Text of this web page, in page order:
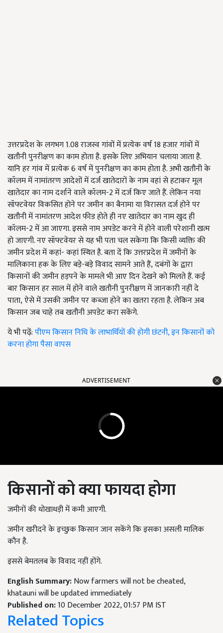
उत्तरप्रदेश के लगभग 1.08 राजस्व गांवों में प्रत्येक वर्ष 18 हजार गांवों में
खतौनी पुनरीक्षण का काम होता है. इसके लिए अभियान चलाया जाता है.
यानि हर गांव में प्रत्येक 6 वर्ष में पुनरीक्षण का काम होता है. अभी खतौनी के
कॉलम में नामांतरण आदेशों में दर्ज खातेदारों के नाम वहां से हटाकर मूल
खातेदार का नाम दर्शाने वाले कॉलम-2 में दर्ज किए जाते हैं. लेकिन नया
सॉफ्टवेयर विकसित होने पर जमीन का बैनामा या विरासत दर्ज होने पर
खतौनी में नामांतरण आदेश फीड होते ही नए खातेदार का नाम खुद ही
कॉलम-2 में आ जाएगा. इससे नाम अपडेट करने में होने वाली परेशानी खत्म
हो जाएगी. नए सॉफ्टवेयर से यह भी पता चल सकेगा कि किसी व्यक्ति की
जमीन प्रदेश में कहां- कहां स्थित है. बता दें कि उत्तरप्रदेश में जमीनों के
मालिकाना हक के लिए बड़े-बड़े विवाद सामने आते हैं, दबंगों के द्वारा
किसानों की जमीन हड़पने के मामले भी आए दिन देखने को मिलते हैं. कई
बार किसान हर साल में होने वाले खतौनी पुनरीक्षण में जानकारी नहीं दे
पाता, ऐसे में उसकी जमीन पर कब्जा होने का खतरा रहता है. लेकिन अब
किसान जब चाहे तब खतौनी अपडेट करा सकेंगे.
ये भी पढ़ें:पीएम किसान निधि के लाभार्थियों की होगी छंटनी, इन किसानों को
करना होगा पैसा वापस
ADVERTISEMENT
किसानों को क्या फायदा होगा
जमीनों की धोखाधड़ी में कमी आएगी.
जमीन खरीदने के इच्छुक किसान जान सकेंगे कि इसका असली मालिक
कौन है.
इससे बेमतलब के विवाद नहीं होंगे.
English Summary:Now farmers will not be cheated,
khatauni will be updated immediately
Published on:10 December 2022, 01:57 PM IST
Related Topics